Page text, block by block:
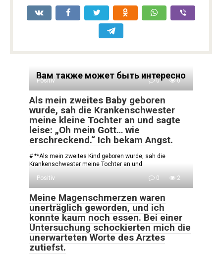
Вам также может быть интересно
Positiv 0 0
Als mein zweites Baby geboren
wurde, sah die Krankenschwester
meine kleine Tochter an und sagte
leise: „Oh mein Gott… wie
erschreckend.“ Ich bekam Angst.
# **Als mein zweites Kind geboren wurde, sah die
Krankenschwester meine Tochter an und
Positiv
0 2
Meine Magenschmerzen waren
unerträglich geworden, und ich
konnte kaum noch essen. Bei einer
Untersuchung schockierten mich die
unerwarteten Worte des Arztes
zutiefst.